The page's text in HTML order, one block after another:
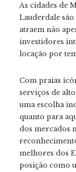
As cidades de
Lauderdale
atraem não
investidores
locação por
Com praias
serviços de
uma escolha
quanto para
dos mercados
melhores dos
posição como